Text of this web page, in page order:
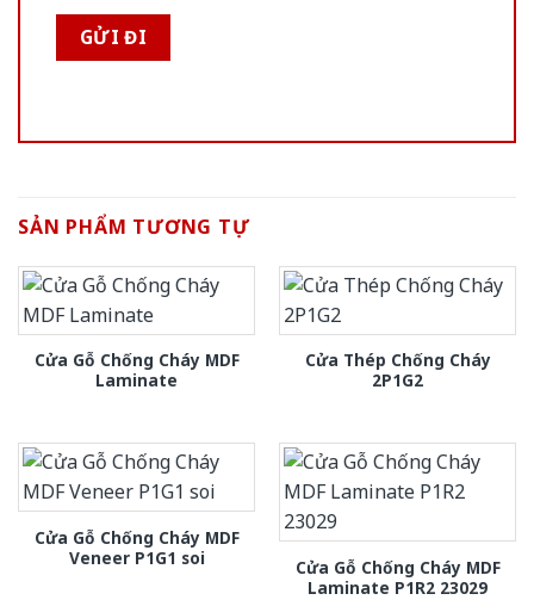
SẢN PHẨM TƯƠNG TỰ
Cửa Gỗ Chống Cháy MDF
Laminate
Cửa Thép Chống Cháy
2P1G2
Cửa Gỗ Chống Cháy MDF
Veneer P1G1 soi
Cửa Gỗ Chống Cháy MDF
Laminate P1R2 23029